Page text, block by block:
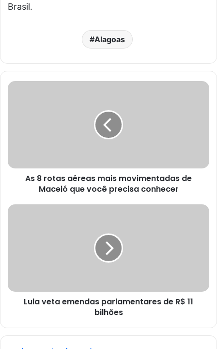
Brasil.
Alagoas
As 8 rotas aéreas mais movimentadas de
Maceió que você precisa conhecer
Lula veta emendas parlamentares de R$ 11
bilhões